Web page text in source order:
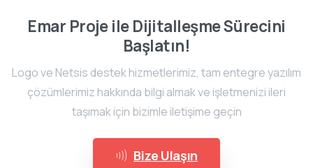
Emar Proje ile Dijitalleşme Sürecini
Başlatın!
Logo ve Netsis destek hizmetlerimiz, tam entegre yazılım
çözümlerimiz hakkında bilgi almak ve işletmenizi ileri
taşımak için bizimle iletişime geçin
Bize Ulaşın